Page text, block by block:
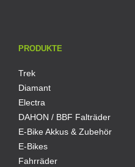
PRODUKTE
Trek
Diamant
Electra
DAHON / BBF Falträder
E-Bike Akkus & Zubehör
E-Bikes
Fahrräder